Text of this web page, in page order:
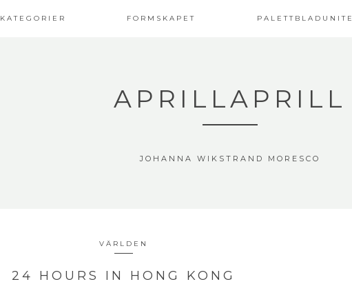
KATEGORIER FORMSKAPET PALETTBLADUNITE
APRILLAPRILL
JOHANNA WIKSTRAND MORESCO
VÄRLDEN
24 HOURS IN HONG KONG